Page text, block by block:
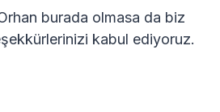
burada olmasa da biz
kabul ediyoruz.